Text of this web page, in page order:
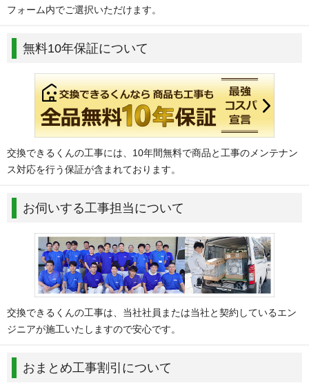
フォーム内でご選択いただけます。
無料10年保証について
交換できるくんの工事には、10年間無料で商品と工事のメンテナン
ス対応を行う保証が含まれております。
お伺いする工事担当について
交換できるくんの工事は、当社社員または当社と契約しているエン
ジニアが施工いたしますので安心です。
おまとめ工事割引について